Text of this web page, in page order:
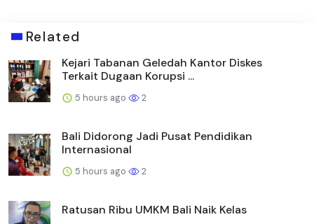
Related
Kejari Tabanan Geledah Kantor Diskes
Terkait Dugaan Korupsi ...
5 hours ago 2
Bali Didorong Jadi Pusat Pendidikan
Internasional
5 hours ago 2
Ratusan Ribu UMKM Bali Naik Kelas